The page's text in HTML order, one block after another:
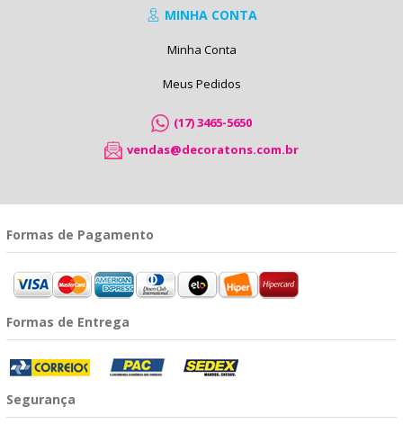
MINHA CONTA
Minha Conta
Meus Pedidos
(17) 3465-5650
vendas@decoratons.com.br
Formas de Pagamento
Formas de Entrega
Segurança